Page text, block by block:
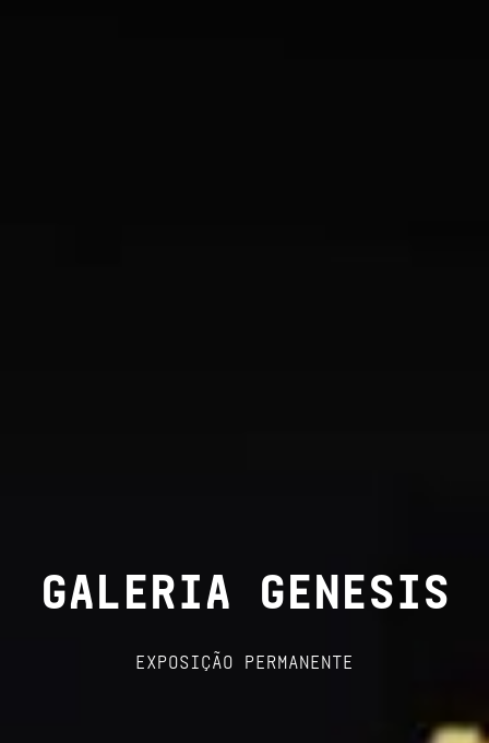
GALERIA GENESIS
EXPOSIÇÃO PERMANENTE